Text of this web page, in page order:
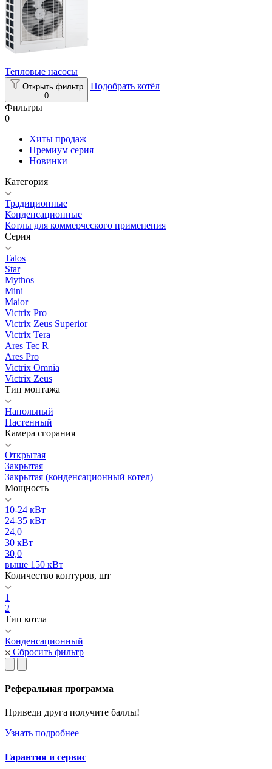
Тепловые насосы
Открыть фильтр
0
Подобрать котёл
Фильтры
0
Хиты продаж
Премиум серия
Новинки
Категория
Традиционные
Конденсационные
Котлы для коммерческого применения
Серия
Talos
Star
Mythos
Mini
Maior
Victrix Pro
Victrix Zeus Superior
Victrix Tera
Ares Tec R
Ares Pro
Victrix Omnia
Victrix Zeus
Тип монтажа
Напольный
Настенный
Камера сгорания
Открытая
Закрытая
Закрытая (конденсационный котел)
Мощность
10-24 кВт
24-35 кВт
24,0
30 кВт
30,0
выше 150 кВт
Количество контуров, шт
1
2
Тип котла
Конденсационный
Сбросить фильтр
Реферальная программа
Приведи друга получите баллы!
Узнать подробнее
Гарантия и сервис